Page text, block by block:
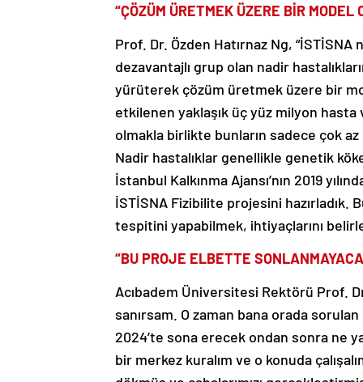
“ÇÖZÜM ÜRETMEK ÜZERE BİR
Prof. Dr. Özden Hatırnaz Ng,
dezavantajlı grup olan nadir
yürüterek çözüm üretmek üzere bir
etkilenen yaklaşık üç yüz milyon hasta
olmakla birlikte bunların sadece çok
Nadir hastalıklar genellikle genetik
İstanbul Kalkınma Ajansı’nın 2019
İSTİSNA Fizibilite projesini hazırladık.
tespitini yapabilmek, ihtiyaçlarını
“BU PROJE ELBETTE
Acıbadem Üniversitesi Rektörü Prof.
sanırsam. O zaman bana orada
2024’te sona erecek ondan sonra ne
bir merkez kuralım ve o konuda